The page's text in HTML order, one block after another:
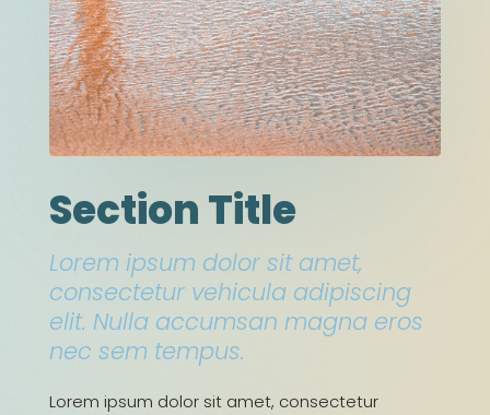
Section Title
Lorem ipsum dolor sit amet,
consectetur vehicula adipiscing
elit. Nulla accumsan magna eros
nec sem tempus.
Lorem ipsum dolor sit amet, consectetur